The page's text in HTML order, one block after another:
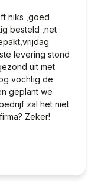
niks ,goed
besteld ,net
levering stond
uit met
vochtig de
geplant we
zal het niet
Zeker!